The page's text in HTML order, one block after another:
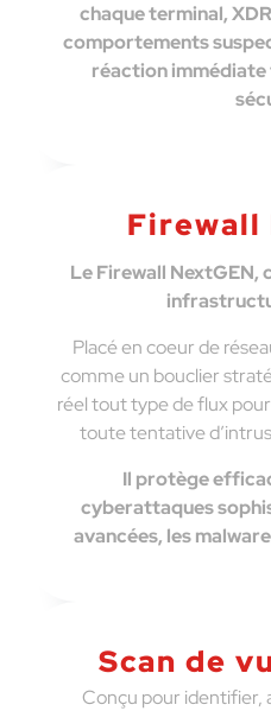
chaque terminal,
comportements
réaction immédiate
Firewall
Le Firewall NextGEN,
Placé en coeur de
comme un bouclier
réel tout type de flux
toute tentative
Il protège
cyberattaques
avancées, les
Scan de
Conçu pour identifier,